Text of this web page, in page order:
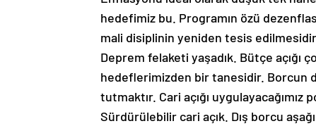
hedefimiz bu. Programın özü
mali disiplinin yeniden tesis
Deprem felaketi yaşadık. Bütçe açığı
hedeflerimizden bir tanesidir. Borcun
tutmaktır. Cari açığı
Sürdürülebilir cari açık. Dış borcu